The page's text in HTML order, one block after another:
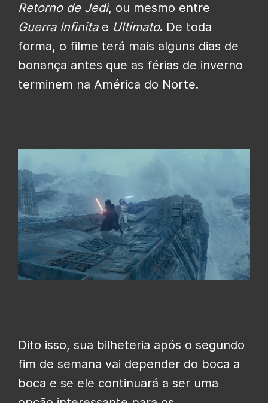
Retorno de Jedi, ou mesmo entre
Guerra Infinitae Ultimato. De toda
forma, o filme terá mais alguns dias de
bonança antes que as férias de inverno
terminem na América do Norte.
Dito isso, sua bilheteria após o segundo
fim de semana vai depender do boca a
boca e se ele continuará a ser uma